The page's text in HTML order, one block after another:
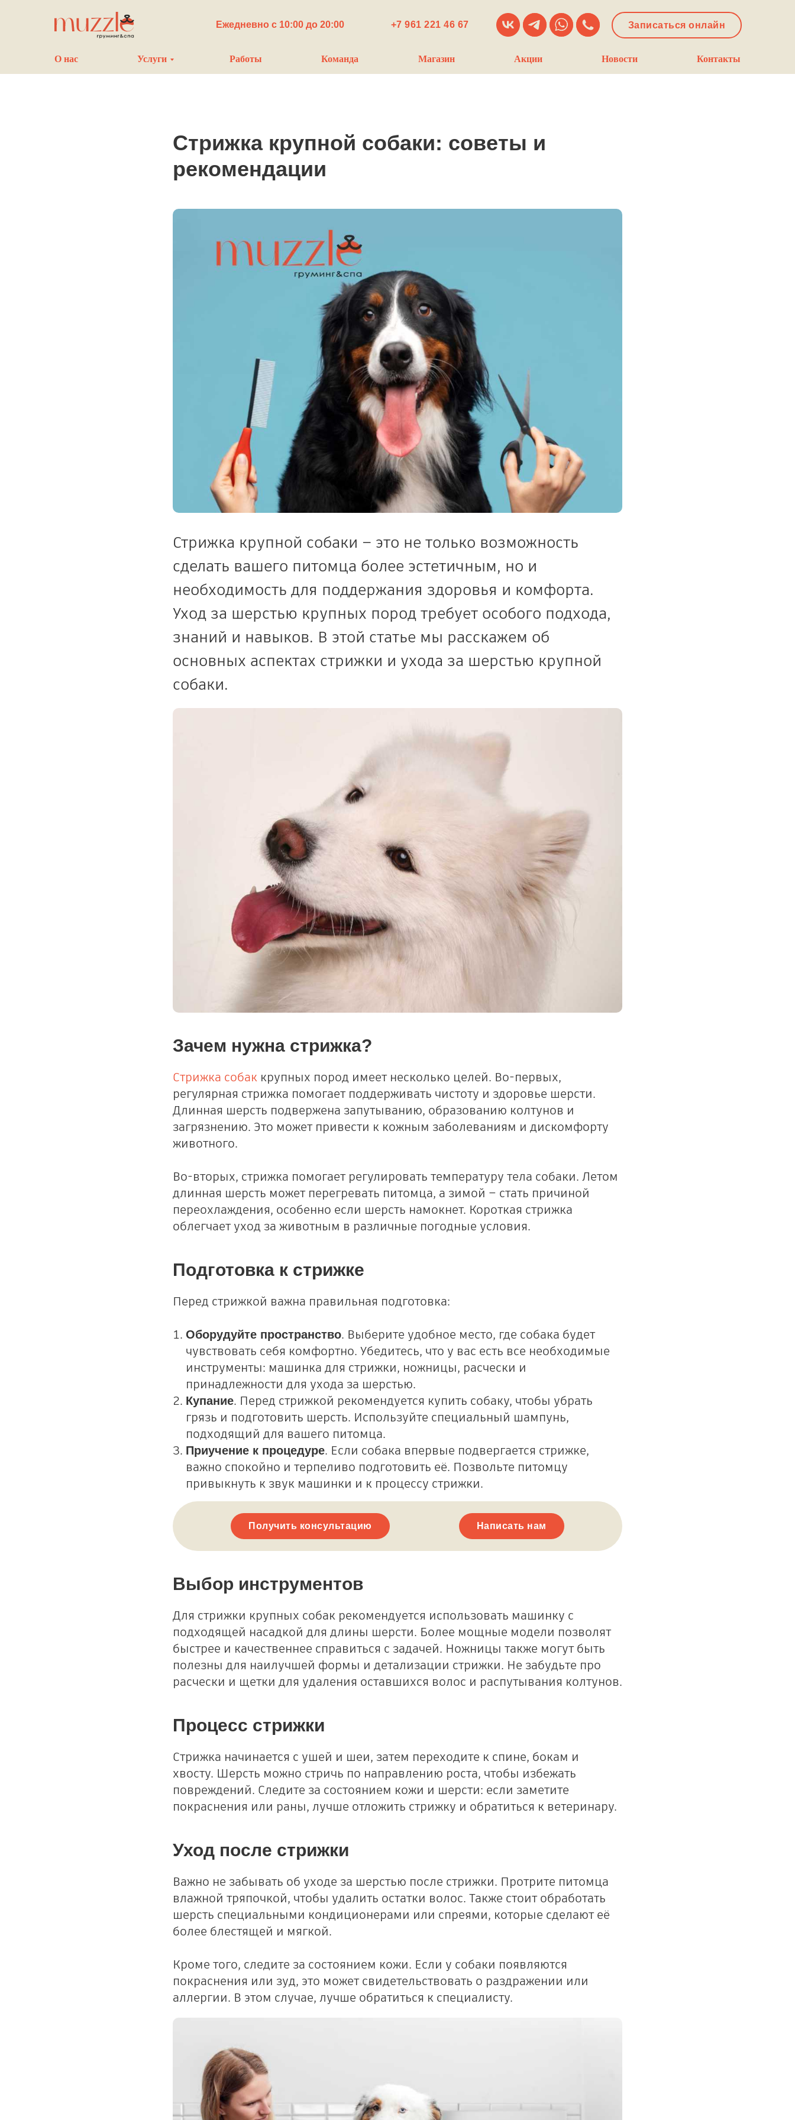
Записаться онлайн
+7 961 221 46 67
Ежедневно с 10:00 до 20:00
О нас Услуги Работы Команда Магазин Акции Новости Контакты
Стрижка крупной собаки: советы и
рекомендации
Стрижка крупной собаки – это не только возможность
сделать вашего питомца более эстетичным, но и
необходимость для поддержания здоровья и комфорта.
Уход за шерстью крупных пород требует особого подхода,
знаний и навыков. В этой статье мы расскажем об
основных аспектах стрижки и ухода за шерстью крупной
собаки.
Зачем нужна стрижка?
Стрижка собак крупных пород имеет несколько целей. Во-первых,
регулярная стрижка помогает поддерживать чистоту и здоровье шерсти.
Длинная шерсть подвержена запутыванию, образованию колтунов и
загрязнению. Это может привести к кожным заболеваниям и дискомфорту
животного.
Во-вторых, стрижка помогает регулировать температуру тела собаки. Летом
длинная шерсть может перегревать питомца, а зимой – стать причиной
переохлаждения, особенно если шерсть намокнет. Короткая стрижка
облегчает уход за животным в различные погодные условия.
Подготовка к стрижке
Перед стрижкой важна правильная подготовка:
Оборудуйте пространство. Выберите удобное место, где собака будет
чувствовать себя комфортно. Убедитесь, что у вас есть все необходимые
инструменты: машинка для стрижки, ножницы, расчески и
принадлежности для ухода за шерстью.
Купание. Перед стрижкой рекомендуется купить собаку, чтобы убрать
грязь и подготовить шерсть. Используйте специальный шампунь,
подходящий для вашего питомца.
Приучение к процедуре. Если собака впервые подвергается стрижке,
важно спокойно и терпеливо подготовить её. Позвольте питомцу
привыкнуть к звук машинки и к процессу стрижки.
Получить консультацию Написать нам
Выбор инструментов
Для стрижки крупных собак рекомендуется использовать машинку с
подходящей насадкой для длины шерсти. Более мощные модели позволят
быстрее и качественнее справиться с задачей. Ножницы также могут быть
полезны для наилучшей формы и детализации стрижки. Не забудьте про
расчески и щетки для удаления оставшихся волос и распутывания колтунов.
Процесс стрижки
Стрижка начинается с ушей и шеи, затем переходите к спине, бокам и
хвосту. Шерсть можно стричь по направлению роста, чтобы избежать
повреждений. Следите за состоянием кожи и шерсти: если заметите
покраснения или раны, лучше отложить стрижку и обратиться к ветеринару.
Уход после стрижки
Важно не забывать об уходе за шерстью после стрижки. Протрите питомца
влажной тряпочкой, чтобы удалить остатки волос. Также стоит обработать
шерсть специальными кондиционерами или спреями, которые сделают её
более блестящей и мягкой.
Кроме того, следите за состоянием кожи. Если у собаки появляются
покраснения или зуд, это может свидетельствовать о раздражении или
аллергии. В этом случае, лучше обратиться к специалисту.